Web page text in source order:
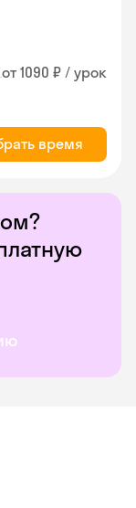
от 1090 ₽ / урок
время